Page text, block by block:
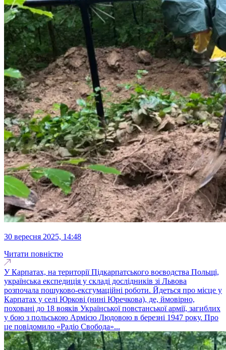
30 вересня 2025, 14:48
Читати повністю
У Карпатах, на території Підкарпатського воєводства Польщі,
українська експедиція у складі дослідників зі Львова
розпочала пошуково-ексгумаційні роботи. Йдеться про місце у
Карпатах у селі Юркові (нині Юречкова), де, ймовірно,
поховані до 18 вояків Української повстанської армії, загиблих
у бою з польською Армією Людовою в березні 1947 року. Про
це повідомило «Радіо Свобода»...